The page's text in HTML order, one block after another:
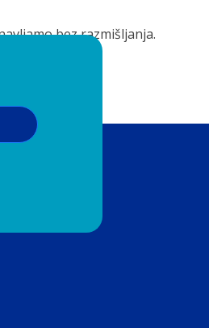
bez razmišljanja.